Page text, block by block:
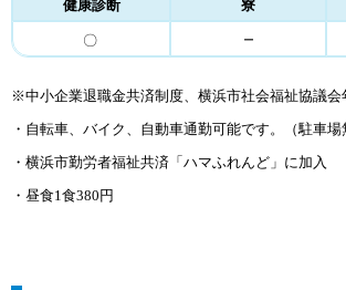
健康診断 寮
〇 －
※中小企業退職金共済制度、横浜市社会福祉協議会
・ 自転車、バイク、自動車通勤可能です。（駐車場
・横浜市勤労者福祉共済「ハマふれんど」に加入
・昼食1食380円